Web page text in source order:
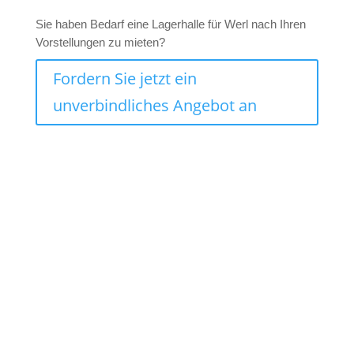
Sie haben Bedarf eine Lagerhalle für Werl nach Ihren
Vorstellungen zu mieten?
Fordern Sie jetzt ein
unverbindliches Angebot an